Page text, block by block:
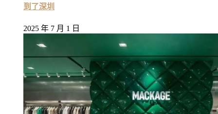
到了深圳
2025 年 7 月 1 日